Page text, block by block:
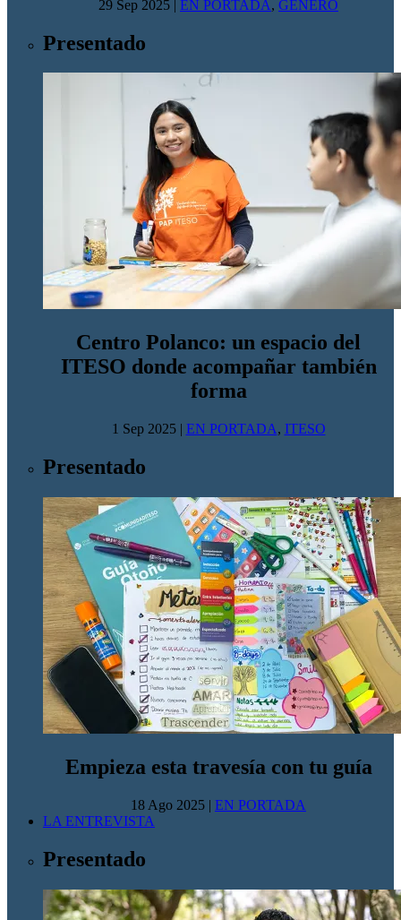
29 Sep 2025 | EN PORTADA, GÉNERO
Presentado
Centro Polanco: un espacio del
ITESO donde acompañar también
forma
1 Sep 2025| EN PORTADA, ITESO
Presentado
Empieza esta travesía con tu guía
18 Ago 2025 | EN PORTADA
LA ENTREVISTA
Presentado